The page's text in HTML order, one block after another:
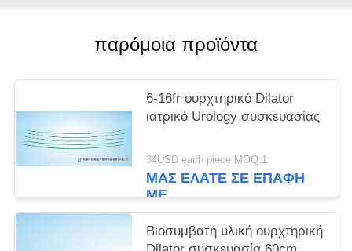
παρόμοια προϊόντα
6-16fr ουρχτηρικό Dilator
ιατρικό Urology συσκευασίας
34USD each piece MOQ:1
ΜΑΣ ΕΛΆΤΕ ΣΕ ΕΠΑΦΉ
ΜΕ
Βιοσυμβατή υλική ουρχτηρική